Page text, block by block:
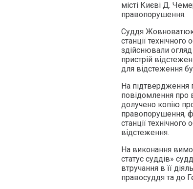
місті Києві Д.
правопорушення.
Суддя Жовноватюк
станції технічного
здійснювали огляд
пристрій
для відстеження
На
повідомлення про
долучено копію
правопорушення,
станції
відстеження.
На виконання
статус суддів»
втручання в її
правосуддя та до